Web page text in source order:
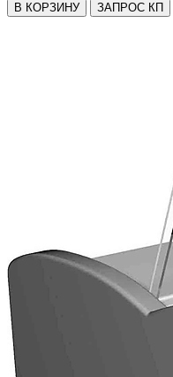
В КОРЗИНУ ЗАПРОС КП